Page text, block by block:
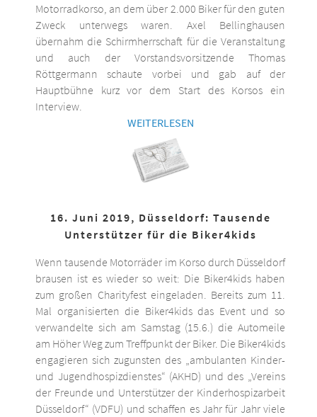
Motorradkorso, an dem über 2.000 Biker für den guten
Zweck unterwegs waren. Axel Bellinghausen
übernahm die Schirmherrschaft für die Veranstaltung
und auch der Vorstandsvorsitzende Thomas
Röttgermann schaute vorbei und gab auf der
Hauptbühne kurz vor dem Start des Korsos ein
Interview.
WEITERLESEN
16. Juni 2019, Düsseldorf: Tausende
Unterstützer für die Biker4kids
Wenn tausende Motorräder im Korso durch Düsseldorf
brausen ist es wieder so weit: Die Biker4kids haben
zum großen Charityfest eingeladen. Bereits zum 11.
Mal organisierten die Biker4kids das Event und so
verwandelte sich am Samstag (15.6.) die Automeile
am Höher Weg zum Treffpunkt der Biker. Die Biker4kids
engagieren sich zugunsten des „ambulanten Kinder-
und Jugendhospizdienstes“ (AKHD) und des „Vereins
der Freunde und Unterstützer der Kinderhospizarbeit
Düsseldorf“ (VDFU) und schaffen es Jahr für Jahr viele